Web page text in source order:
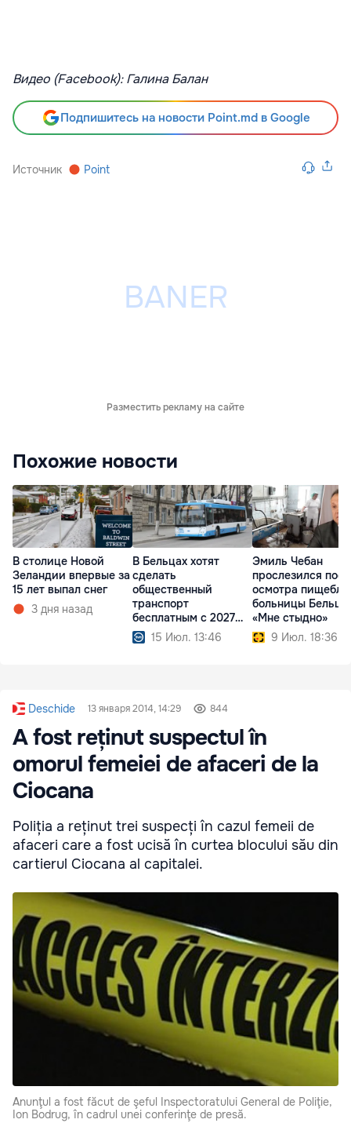
Видео (Facebook): Галина Балан
Подпишитесь на новости Point.md в Google
Источник Point
Разместить рекламу на сайте
Похожие новости
В столице Новой
Зеландии впервые за
15 лет выпал снег
3 дня назад
В Бельцах хотят
сделать
общественный
транспорт
бесплатным с 2027
года15 Июл. 13:46
Эмиль Чебан
прослезился
осмотра
больницы Бельц:
«Мне стыдно»
9 Июл. 18:36
Deschide 13 января 2014, 14:29 844
A fost reținut suspectul în
omorul femeiei de afaceri de la
Ciocana
Poliția a reținut trei suspecți în cazul femeii de
afaceri care a fost ucisă în curtea blocului său din
cartierul Ciocana al capitalei.
Anunţul a fost făcut de şeful Inspectoratului General de Poliţie,
Ion Bodrug, în cadrul unei conferinţe de presă.